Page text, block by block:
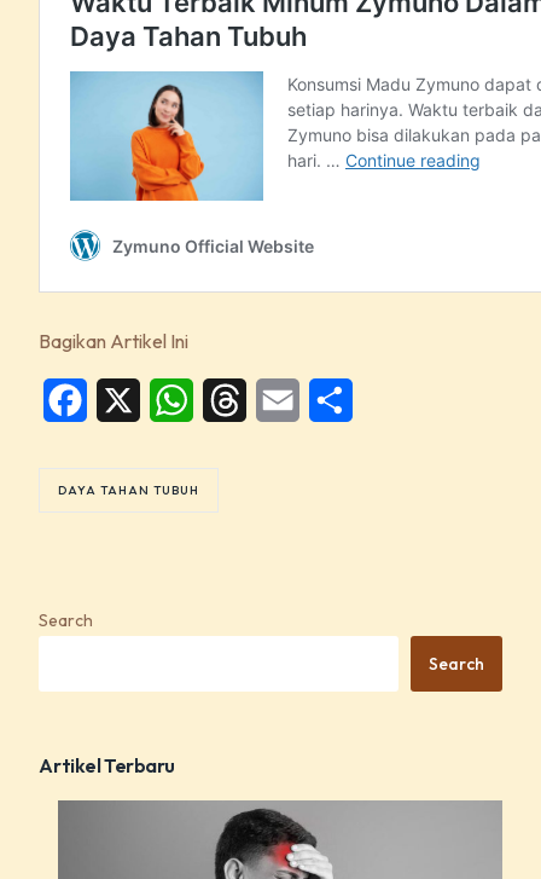
Bagikan Artikel Ini
Facebook WhatsApp
Threads Email
DAYA TAHAN TUBUH
Search
Search
Artikel Terbaru